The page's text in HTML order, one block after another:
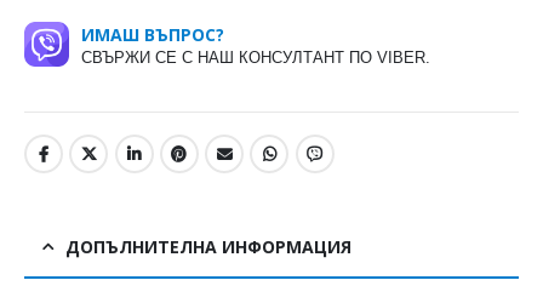
ИМАШ ВЪПРОС?
СВЪРЖИ СЕ С НАШ КОНСУЛТАНТ ПО VIBER.
ДОПЪЛНИТЕЛНА ИНФОРМАЦИЯ